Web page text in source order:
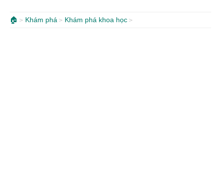
🏠 Khám phá Khám phá khoa học